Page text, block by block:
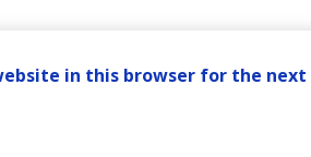
in this browser for the